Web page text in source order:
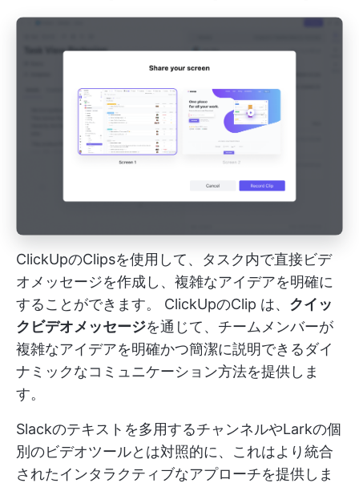
ClickUpのClipsを使用して、タスク内で直接ビデ
オメッセージを作成し、複雑なアイデアを明確に
することができます。 ClickUpのClip は、 クイッ
クビデオメッセージを通じて、チームメンバーが
複雑なアイデアを明確かつ簡潔に説明できるダイ
ナミックなコミュニケーション方法を提供しま
す。
Slackのテキストを多用するチャンネルやLarkの個
別のビデオツールとは対照的に、これはより統合
されたインタラクティブなアプローチを提供しま